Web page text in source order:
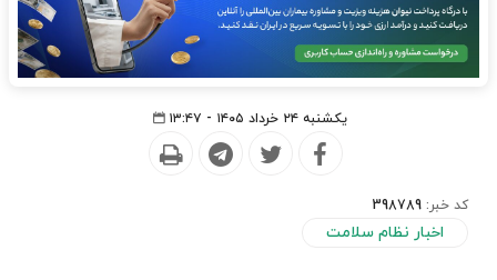
یکشنبه ۲۴ خرداد ۱۴۰۵ - ۱۳:۴۷
کد خبر: 398789
اخبار نظام سلامت